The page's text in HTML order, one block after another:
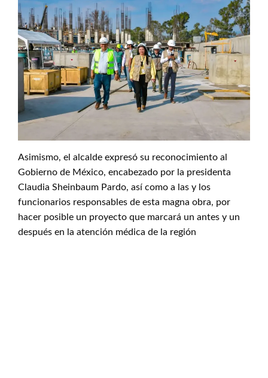
Asimismo, el alcalde expresó su reconocimiento al
Gobierno de México, encabezado por la presidenta
Claudia Sheinbaum Pardo, así como a las y los
funcionarios responsables de esta magna obra, por
hacer posible un proyecto que marcará un antes y un
después en la atención médica de la región